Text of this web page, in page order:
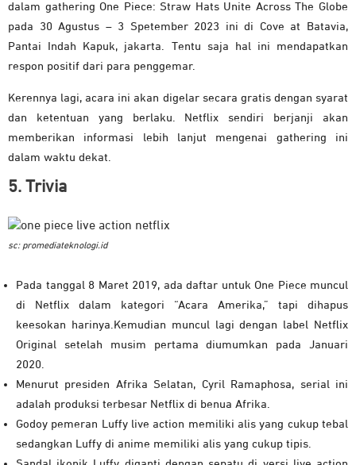
dalam gathering One Piece: Straw Hats Unite Across The Globe
pada 30 Agustus – 3 Spetember 2023 ini di Cove at Batavia,
Pantai Indah Kapuk, jakarta. Tentu saja hal ini mendapatkan
respon positif dari para penggemar.
Kerennya lagi, acara ini akan digelar secara gratis dengan syarat
dan ketentuan yang berlaku. Netflix sendiri berjanji akan
memberikan informasi lebih lanjut mengenai gathering ini
dalam waktu dekat.
5. Trivia
sc: promediateknologi.id
Pada tanggal 8 Maret 2019, ada daftar untuk One Piece muncul
di Netflix dalam kategori “Acara Amerika,” tapi dihapus
keesokan harinya.Kemudian muncul lagi dengan label Netflix
Original setelah musim pertama diumumkan pada Januari
2020.
Menurut presiden Afrika Selatan, Cyril Ramaphosa, serial ini
adalah produksi terbesar Netflix di benua Afrika.
Godoy pemeran Luffy live action memiliki alis yang cukup tebal
sedangkan Luffy di anime memiliki alis yang cukup tipis.